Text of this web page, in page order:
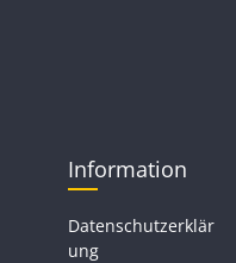
Information
Datenschutzerklär
ung